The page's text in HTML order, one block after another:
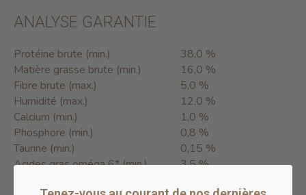
ANALYSE GARANTIE
Protéine brute (min.)
38,0 %
Matière grasse brute (min.)
16,0 %
Fibre brute (max.)
5,0 %
Humidité (max.)
12,0 %
Calcium (min.)
1,0 %
Phosphore (min.)
0,8 %
Taurine (min.)
0,15 %
Acides gras oméga 6* (min.)
3,5 %